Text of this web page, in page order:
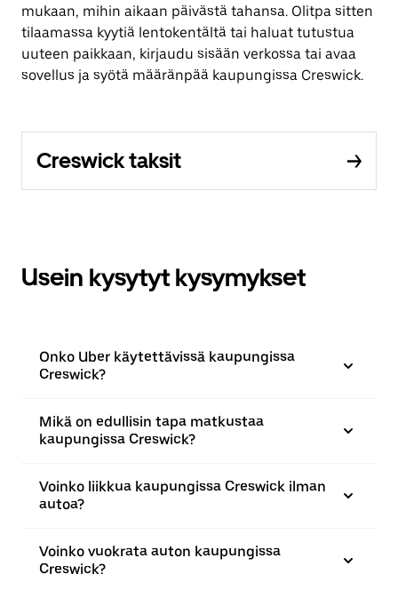
mukaan, mihin aikaan päivästä tahansa. Olitpa sitten
tilaamassa kyytiä lentokentältä tai haluat tutustua
uuteen paikkaan, kirjaudu sisään verkossa tai avaa
sovellus ja syötä määränpää kaupungissa Creswick.
Creswick taksit
Usein kysytyt kysymykset
Onko Uber käytettävissä kaupungissa
Creswick?
Mikä on edullisin tapa matkustaa
kaupungissa Creswick?
Voinko liikkua kaupungissa Creswick ilman
autoa?
Voinko vuokrata auton kaupungissa
Creswick?